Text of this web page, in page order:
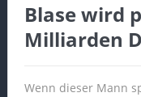
Blase wird
Milliarden
Wenn dieser Mann